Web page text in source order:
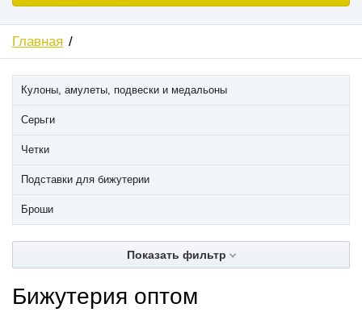
Главная
Кулоны, амулеты, подвески и медальоны
Серьги
Четки
Подставки для бижутерии
Броши
Показать фильтр
Бижутерия оптом